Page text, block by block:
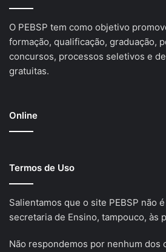
O PEBSP tem como objetivo
formação, qualificação, graduação,
concursos, processos seletivos e
gratuitas.
Online
Termos de Uso
Salientamos que o site PEBSP não
secretaria de Ensino, tampouco, às
Não respondemos por nenhum dos